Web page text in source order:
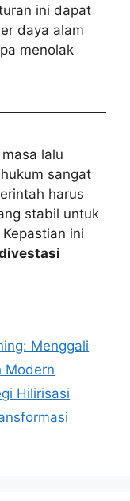
ini dapat
daya alam
menolak
lalu
sangat
harus
stabil untuk
ini
Menggali
Modern
Hilirisasi